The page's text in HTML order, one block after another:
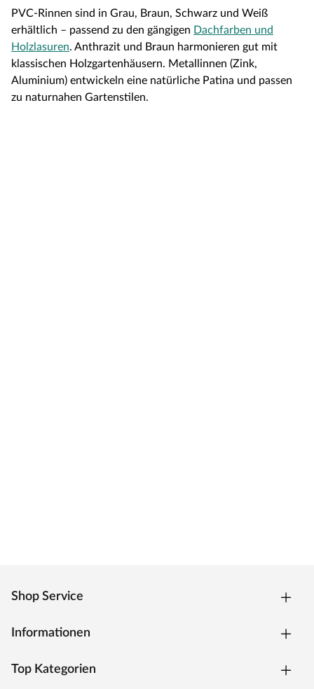
PVC-Rinnen sind in Grau, Braun, Schwarz und Weiß
erhältlich – passend zu den gängigen Dachfarben und
Holzlasuren. Anthrazit und Braun harmonieren gut mit
klassischen Holzgartenhäusern. Metallinnen (Zink,
Aluminium) entwickeln eine natürliche Patina und passen
zu naturnahen Gartenstilen.
Shop Service
Informationen
Top Kategorien